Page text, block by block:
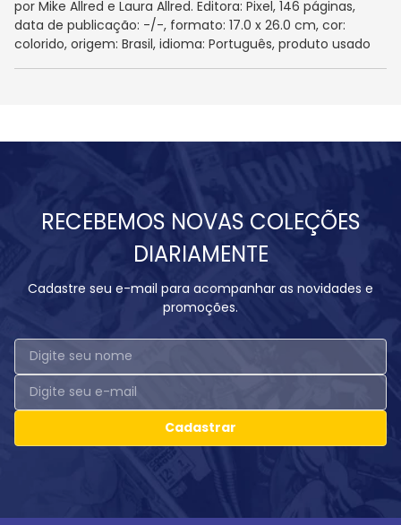
por Mike Allred e Laura Allred. Editora: Pixel, 146 páginas,
data de publicação: -/-, formato: 17.0 x 26.0 cm, cor:
colorido, origem: Brasil, idioma: Português, produto usado
RECEBEMOS NOVAS COLEÇÕES
DIARIAMENTE
Cadastre seu e-mail para acompanhar as novidades e
promoções.
Cadastrar